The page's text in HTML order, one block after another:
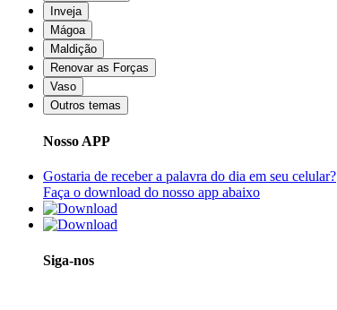
Inveja
Mágoa
Maldição
Renovar as Forças
Vaso
Outros temas
Nosso APP
Gostaria de receber a palavra do dia em seu celular?
Faça o download do nosso app abaixo
Siga-nos